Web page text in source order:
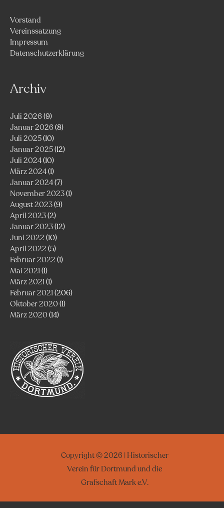
Vorstand
Vereinssatzung
Impressum
Datenschutzerklärung
Archiv
Juli 2026(9)
Januar 2026(8)
Juli 2025(10)
Januar 2025(12)
Juli 2024(10)
März 2024(1)
Januar 2024(7)
November 2023(1)
August 2023(9)
April 2023(2)
Januar 2023(12)
Juni 2022 (10)
April 2022 (5)
Februar 2022 (1)
Mai 2021(1)
März 2021(1)
Februar 2021(206)
Oktober 2020(1)
März 2020(14)
Copyright © 2026 | Historischer
Verein für Dortmund und die
Grafschaft Mark e.V.